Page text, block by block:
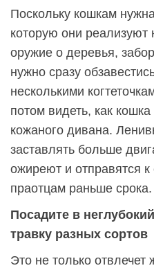
Поскольку кошкам
которую они реализуют
оружие о деревья,
нужно сразу
несколькими
потом видеть, как кошка
кожаного дивана.
заставлять больше
ожиреют и отправятся
праотцам раньше срока.
Посадите в
травку разных сортов
Это не только отвлечет